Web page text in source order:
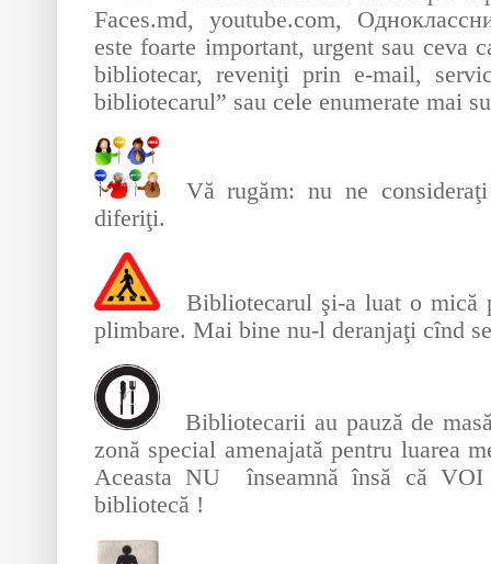
Faces.md, youtube.com,
este foarte important, urgent sau ceva
bibliotecar, reveniţi prin e-mail,
bibliotecarul” sau cele enumerate mai
Vă rugăm: nu ne
diferiţi.
Bibliotecarul şi-a luat o mică
plimbare. Mai bine nu-l deranjaţi cînd
Bibliotecarii au pauză de
zonă special amenajată pentru luarea
Aceasta NU înseamnă însă că
bibliotecă !